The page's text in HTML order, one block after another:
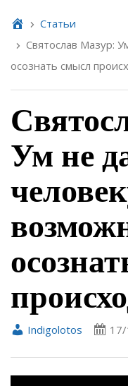
Cтатьи
Святослав Мазур:
осознать смысл
Ум не
Indigolotos